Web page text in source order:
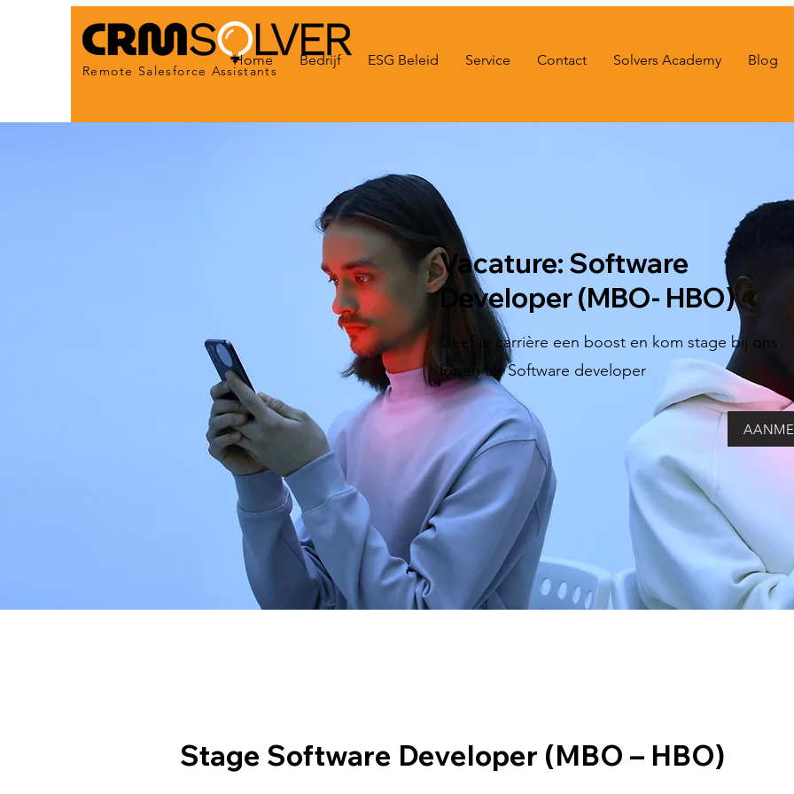
Remote Salesforce Assistants
Home Bedrijf ESG Beleid Service Contact Solvers Academy Blog
Vacature: Software
Developer (MBO- HBO)
Geef je carrière een boost en kom stage bij ons
lopen als Software developer
Stage Software Developer (MBO – HBO)